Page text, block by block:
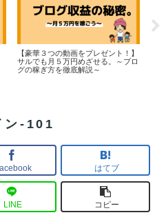
【豪華３つの動画をプレゼント！】
サルでも月５万円めざせる。～ブロ
グの稼ぎ方を徹底解説～
ン-101
はてブ
LINE コピー